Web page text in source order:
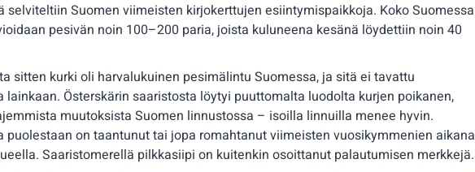
selviteltiin Suomen viimeisten kirjokerttujen esiintymispaikkoja. Koko Suomessa
pesivän noin 100–200 paria, joista kuluneena kesänä löydettiin noin 40
sitten kurki oli harvalukuinen pesimälintu Suomessa, ja sitä ei tavattu
lainkaan. Österskärin saaristosta löytyi puuttomalta luodolta kurjen poikanen,
muutoksista Suomen linnustossa – isoilla linnuilla menee hyvin.
puolestaan on taantunut tai jopa romahtanut viimeisten vuosikymmenien aikana
Saaristomerellä pilkkasiipi on kuitenkin osoittanut palautumisen merkkejä.